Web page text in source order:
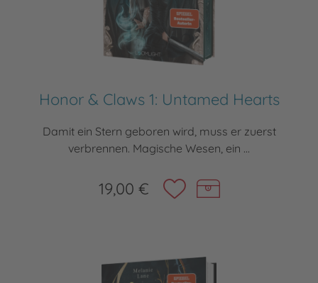
Honor & Claws 1: Untamed Hearts
Damit ein Stern geboren wird, muss er zuerst
verbrennen. Magische Wesen, ein ...
19,00 €